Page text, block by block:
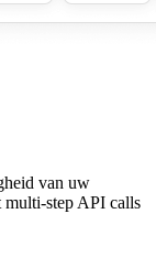
van uw
multi-step API calls